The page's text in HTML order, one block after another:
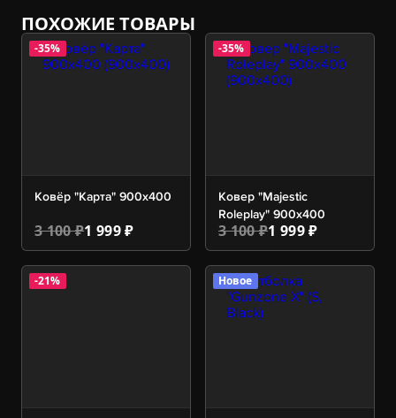
ПОХОЖИЕ ТОВАРЫ
-35%
Ковёр "Карта" 900х400
3 100 ₽1 999 ₽
-35%
Ковер "Majestic
Roleplay" 900х400
3 100 ₽1 999 ₽
-21% Новое